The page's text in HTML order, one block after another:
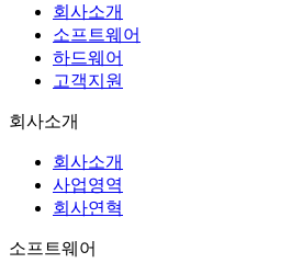
회사소개
소프트웨어
하드웨어
고객지원
회사소개
회사소개
사업영역
회사연혁
소프트웨어